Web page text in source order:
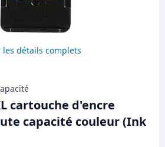
les détails complets
cartouche d'encre
capacité couleur (Ink